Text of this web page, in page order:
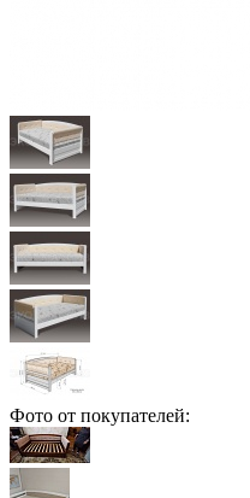
Фото от покупателей: